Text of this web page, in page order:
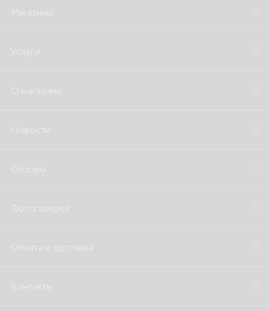
Магазины
Услуги
О магазине
Новости
Обзоры
Фотогалерея
Оплата и доставка
Контакты